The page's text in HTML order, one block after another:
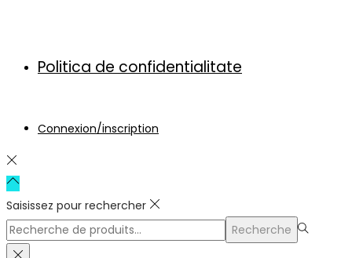
Politica de confidentialitate
Connexion/inscription
Saisissez pour rechercher
Rechercher
pour :>
Recherche